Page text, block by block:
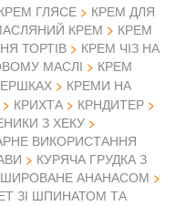
ГЛЯСЕ
КРЕМ ДЛЯ
КРЕМ
КРЕМ
ТОРТІВ
КРЕМ ЧІЗ НА
МАСЛІ
КРЕМ
КРЕМИ НА
КРИХТА
КРНДИТЕР
З ХЕКУ
ВИКОРИСТАННЯ
КУРЯЧА ГРУДКА З
АНАНАСОМ
ЗІ ШПИНАТОМ ТА